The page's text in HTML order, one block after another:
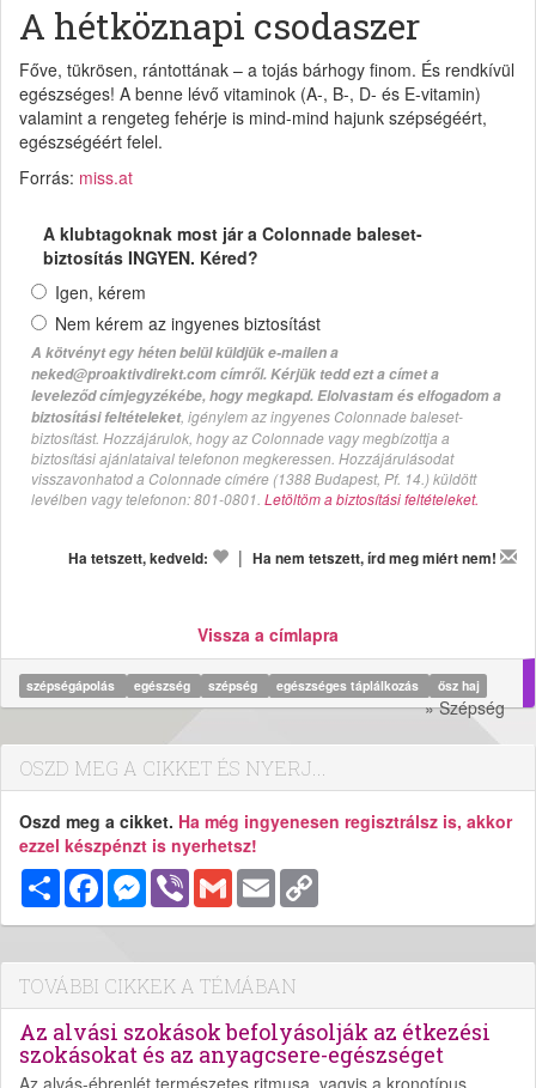
A hétköznapi csodaszer
Főve, tükrösen, rántottának – a tojás bárhogy finom. És rendkívül
egészséges! A benne lévő vitaminok (A-, B-, D- és E-vitamin)
valamint a rengeteg fehérje is mind-mind hajunk szépségéért,
egészségéért felel.
Forrás: miss.at
A klubtagoknak most jár a Colonnade baleset-
biztosítás INGYEN. Kéred?
Igen, kérem
Nem kérem az ingyenes biztosítást
A kötvényt egy héten belül küldjük e-mailen a
neked@proaktivdirekt.com címről. Kérjük tedd ezt a címet a
leveleződ címjegyzékébe, hogy megkapd. Elolvastam és elfogadom a
biztosítási feltételeket, igénylem az ingyenes Colonnade baleset-
biztosítást. Hozzájárulok, hogy az Colonnade vagy megbízottja a
biztosítási ajánlataival telefonon megkeressen. Hozzájárulásodat
visszavonhatod a Colonnade címére (1388 Budapest, Pf. 14.) küldött
levélben vagy telefonon: 801-0801. Letöltöm a biztosítási feltételeket.
Ha tetszett, kedveld: | Ha nem tetszett, írd meg miért nem!
Vissza a címlapra
szépségápolás egészség szépség egészséges táplálkozás ősz haj
» Szépség
OSZD MEG A CIKKET ÉS NYERJ...
Oszd meg a cikket. Ha még ingyenesen regisztrálsz is, akkor
ezzel készpénzt is nyerhetsz!
MegosztásFacebookMessenger
Viber Gmail Email
TOVÁBBI CIKKEK A TÉMÁBAN
Az alvási szokások befolyásolják az étkezési
szokásokat és az anyagcsere-egészséget
Az alvás-ébrenlét természetes ritmusa, vagyis a kronotípus